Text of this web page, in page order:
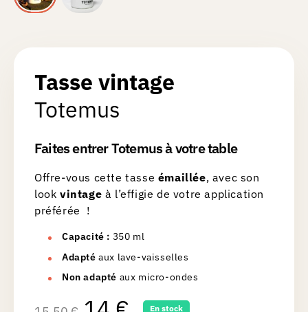
Tasse vintage
Totemus
Faites entrer Totemus à votre table
Offre-vous cette tasse émaillée, avec son
look vintage à l’effigie de votre application
préférée !
Capacité : 350 ml
Adapté aux lave-vaisselles
Non adapté aux micro-ondes
En stock